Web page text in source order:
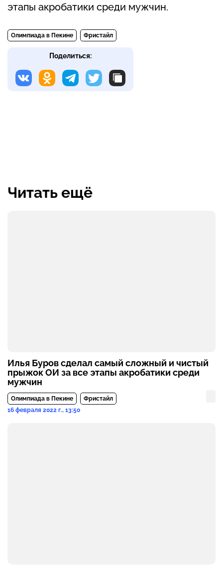
этапы акробатики среди мужчин.
Олимпиада в Пекине Фристайл
Поделиться:
Читать ещё
Илья Буров сделал самый сложный и чистый
прыжок ОИ за все этапы акробатики среди
мужчин
Олимпиада в Пекине
Фристайл
16 февраля 2022 г., 13:50